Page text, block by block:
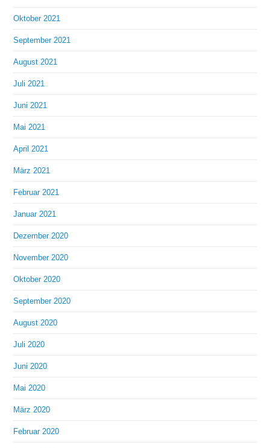
Oktober 2021
September 2021
August 2021
Juli 2021
Juni 2021
Mai 2021
April 2021
März 2021
Februar 2021
Januar 2021
Dezember 2020
November 2020
Oktober 2020
September 2020
August 2020
Juli 2020
Juni 2020
Mai 2020
März 2020
Februar 2020